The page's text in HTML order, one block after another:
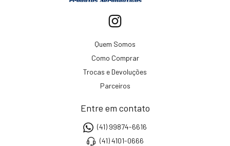
Quem Somos
Como Comprar
Trocas e Devoluções
Parceiros
Entre em contato
(41) 99874-6616
(41) 4101-0666